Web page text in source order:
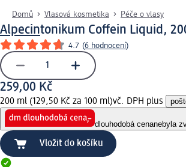
Domů Vlasová kosmetika Péče o vlasy
Alpecintonikum Coffein Liquid,
4.7 (6 hodnocení)
259,00 Kč
200 ml (129,50 Kč za 100 ml)vč. DPH plus
dlouhodobá cenanebyla
Vložit do košíku